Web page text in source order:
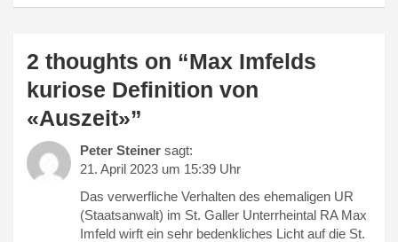
2 thoughts on “Max Imfelds
kuriose Definition von
«Auszeit»”
Peter Steiner sagt:
21. April 2023 um 15:39 Uhr
Das verwerfliche Verhalten des ehemaligen UR
(Staatsanwalt) im St. Galler Unterrheintal RA Max
Imfeld wirft ein sehr bedenkliches Licht auf die St.